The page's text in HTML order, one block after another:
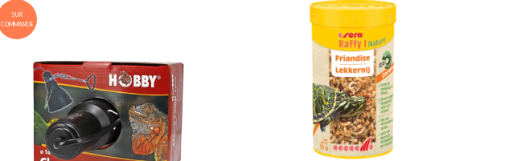
SUR
COMMANDE